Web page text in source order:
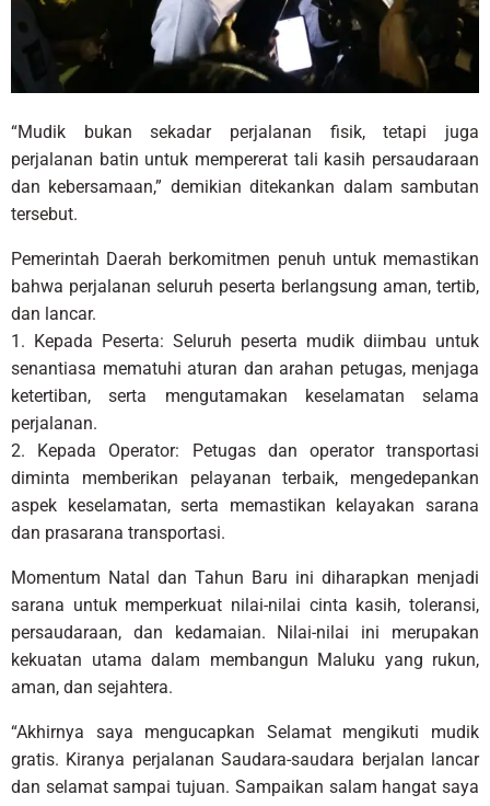
“Mudik bukan sekadar perjalanan fisik, tetapi juga
perjalanan batin untuk mempererat tali kasih persaudaraan
dan kebersamaan,” demikian ditekankan dalam sambutan
tersebut.
Pemerintah Daerah berkomitmen penuh untuk memastikan
bahwa perjalanan seluruh peserta berlangsung aman, tertib,
dan lancar.
1. Kepada Peserta: Seluruh peserta mudik diimbau untuk
senantiasa mematuhi aturan dan arahan petugas, menjaga
ketertiban, serta mengutamakan keselamatan selama
perjalanan.
2. Kepada Operator: Petugas dan operator transportasi
diminta memberikan pelayanan terbaik, mengedepankan
aspek keselamatan, serta memastikan kelayakan sarana
dan prasarana transportasi.
Momentum Natal dan Tahun Baru ini diharapkan menjadi
sarana untuk memperkuat nilai-nilai cinta kasih, toleransi,
persaudaraan, dan kedamaian. Nilai-nilai ini merupakan
kekuatan utama dalam membangun Maluku yang rukun,
aman, dan sejahtera.
“Akhirnya saya mengucapkan Selamat mengikuti mudik
gratis. Kiranya perjalanan Saudara-saudara berjalan lancar
dan selamat sampai tujuan. Sampaikan salam hangat saya